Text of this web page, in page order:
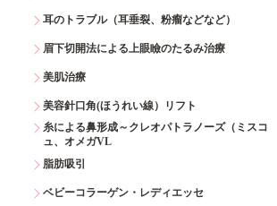
耳のトラブル（耳垂裂、粉瘤などなど）
眉下切開法による上眼瞼のたるみ治療
美肌治療
美容針口角(ほうれい線）リフト
糸による鼻形成～クレオパトラノーズ（ミス
ュ、オメガVL
脂肪吸引
ベビーコラーゲン・レディエッセ